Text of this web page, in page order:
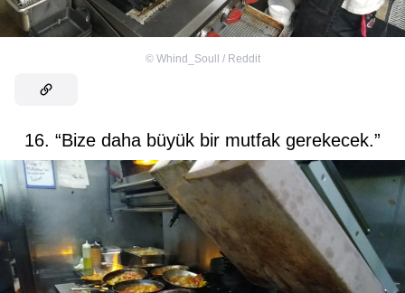
© Whind_Soull / Reddit
16. “Bize daha büyük bir mutfak gerekecek.”